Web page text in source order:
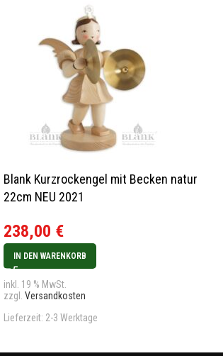
Blank Kurzrockengel mit Becken natur
22cm NEU 2021
238,00 €
IN DEN WARENKORB
inkl. 19 % MwSt.
zzgl. Versandkosten
Lieferzeit: 2-3 Werktage